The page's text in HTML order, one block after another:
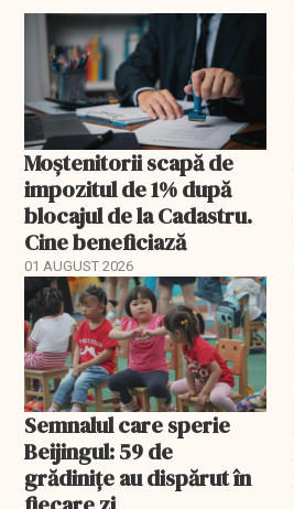
Moștenitorii scapă de
impozitul de 1% după
blocajul de la Cadastru.
Cine beneficiază
01 AUGUST 2026
Semnalul care sperie
Beijingul: 59 de
grădinițe au dispărut în